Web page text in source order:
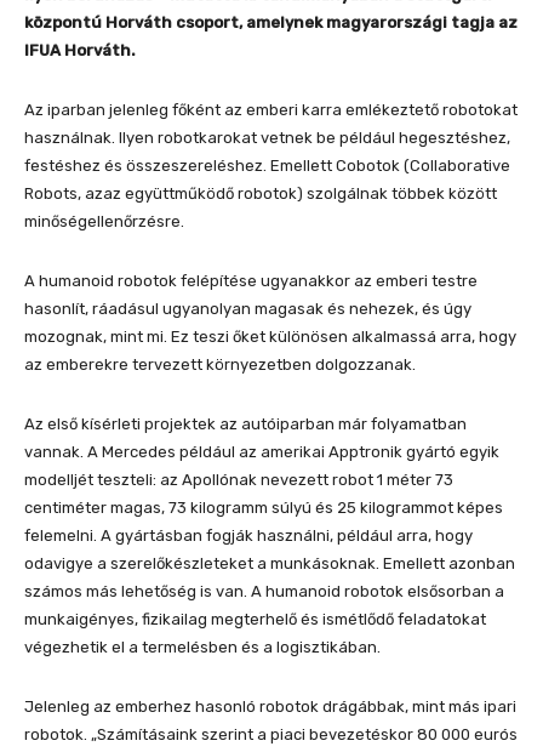
központú Horváth csoport, amelynek magyarországi tagja az
IFUA Horváth.
Az iparban jelenleg főként az emberi karra emlékeztető robotokat
használnak. Ilyen robotkarokat vetnek be például hegesztéshez,
festéshez és összeszereléshez. Emellett Cobotok (Collaborative
Robots, azaz együttműködő robotok) szolgálnak többek között
minőségellenőrzésre.
A humanoid robotok felépítése ugyanakkor az emberi testre
hasonlít, ráadásul ugyanolyan magasak és nehezek, és úgy
mozognak, mint mi. Ez teszi őket különösen alkalmassá arra, hogy
az emberekre tervezett környezetben dolgozzanak.
Az első kísérleti projektek az autóiparban már folyamatban
vannak. A Mercedes például az amerikai Apptronik gyártó egyik
modelljét teszteli: az Apollónak nevezett robot 1 méter 73
centiméter magas, 73 kilogramm súlyú és 25 kilogrammot képes
felemelni. A gyártásban fogják használni, például arra, hogy
odavigye a szerelőkészleteket a munkásoknak. Emellett azonban
számos más lehetőség is van. A humanoid robotok elsősorban a
munkaigényes, fizikailag megterhelő és ismétlődő feladatokat
végezhetik el a termelésben és a logisztikában.
Jelenleg az emberhez hasonló robotok drágábbak, mint más ipari
robotok. „Számításaink szerint a piaci bevezetéskor 80 000 eurós